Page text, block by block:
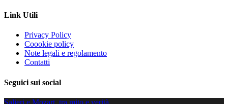
Link Utili
Privacy Policy
Coookie policy
Note legali e regolamento
Contatti
Seguici sui social
Salieri e Mozart, tra mito e verità.